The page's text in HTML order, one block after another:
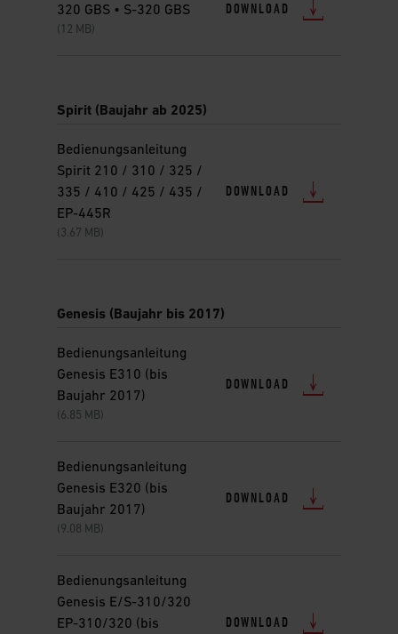
320 GBS • S-320 GBS
(12 MB)
DOWNLOAD
Spirit (Baujahr ab 2025)
Bedienungsanleitung
Spirit 210 / 310 / 325 /
335 / 410 / 425 / 435 /
EP-445R
(3.67 MB)
DOWNLOAD
Genesis (Baujahr bis 2017)
Bedienungsanleitung
Genesis E310 (bis
Baujahr 2017)
(6.85 MB)
DOWNLOAD
Bedienungsanleitung
Genesis E320 (bis
Baujahr 2017)
(9.08 MB)
DOWNLOAD
Bedienungsanleitung
Genesis E/S-310/320
EP-310/320 (bis
DOWNLOAD